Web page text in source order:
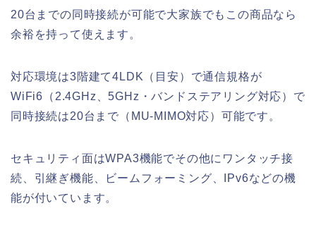
20台までの同時接続が可能で大家族でもこの商品なら
余裕を持って使えます。
対応環境は3階建て4LDK（目安）で通信規格が
WiFi6（2.4GHz、5GHz・バンドステアリング対応）で
同時接続は20台まで（MU-MIMO対応）可能です。
セキュリティ面はWPA3機能でその他にワンタッチ接
続、引継ぎ機能、ビームフォーミング、IPv6などの機
能が付いています。